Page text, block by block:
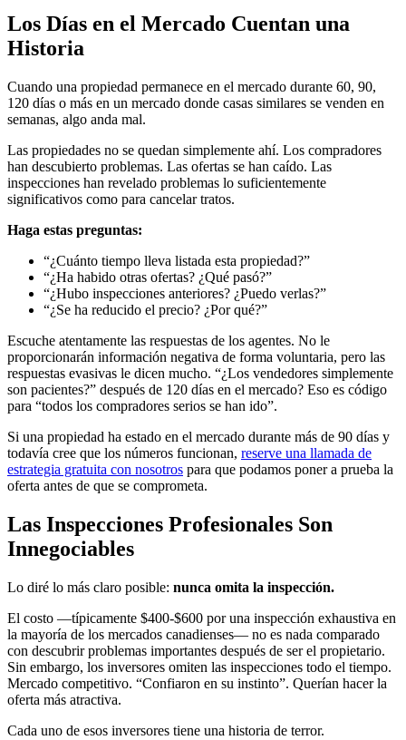
Los Días en el Mercado Cuentan una
Historia
Cuando una propiedad permanece en el mercado durante 60, 90,
120 días o más en un mercado donde casas similares se venden en
semanas, algo anda mal.
Las propiedades no se quedan simplemente ahí. Los compradores
han descubierto problemas. Las ofertas se han caído. Las
inspecciones han revelado problemas lo suficientemente
significativos como para cancelar tratos.
Haga estas preguntas:
“¿Cuánto tiempo lleva listada esta propiedad?”
“¿Ha habido otras ofertas? ¿Qué pasó?”
“¿Hubo inspecciones anteriores? ¿Puedo verlas?”
“¿Se ha reducido el precio? ¿Por qué?”
Escuche atentamente las respuestas de los agentes. No le
proporcionarán información negativa de forma voluntaria, pero las
respuestas evasivas le dicen mucho. “¿Los vendedores simplemente
son pacientes?” después de 120 días en el mercado? Eso es código
para “todos los compradores serios se han ido”.
Si una propiedad ha estado en el mercado durante más de 90 días y
todavía cree que los números funcionan, reserve una llamada de
estrategia gratuita con nosotros para que podamos poner a prueba la
oferta antes de que se comprometa.
Las Inspecciones Profesionales Son
Innegociables
Lo diré lo más claro posible: nunca omita la inspección.
El costo —típicamente $400-$600 por una inspección exhaustiva en
la mayoría de los mercados canadienses— no es nada comparado
con descubrir problemas importantes después de ser el propietario.
Sin embargo, los inversores omiten las inspecciones todo el tiempo.
Mercado competitivo. “Confiaron en su instinto”. Querían hacer la
oferta más atractiva.
Cada uno de esos inversores tiene una historia de terror.